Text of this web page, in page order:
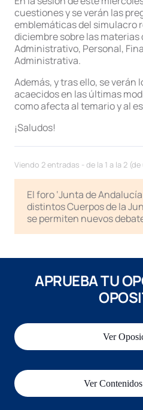
cuestiones y se verán las
emblemáticas del simulacro
diciembre sobre las materias
Administrativo, Personal,
Administrativa.
Además, y tras ello, se verán
acaecidos en las últimas
como afecta al temario y al
¡Saludos!
Viendo 2 entradas - de la 1 a la 2
El foro ‘Junta de
distintos Cuerpos de la
se permiten nuevos
APRUEBA TU
Ver
Ver